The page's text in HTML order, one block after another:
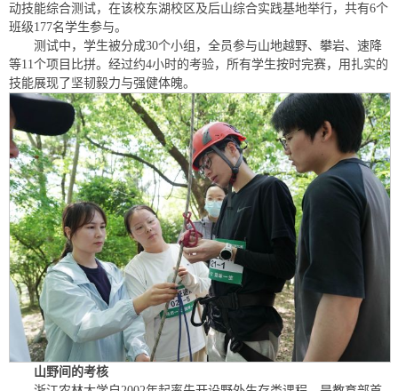
动技能综合测试，在该校东湖校区及后山综合实践基地举行，共有6个
班级177名学生参与。
测试中，学生被分成30个小组，全员参与山地越野、攀岩、速降
等11个项目比拼。经过约4小时的考验，所有学生按时完赛，用扎实的
技能展现了坚韧毅力与强健体魄。
山野间的考核